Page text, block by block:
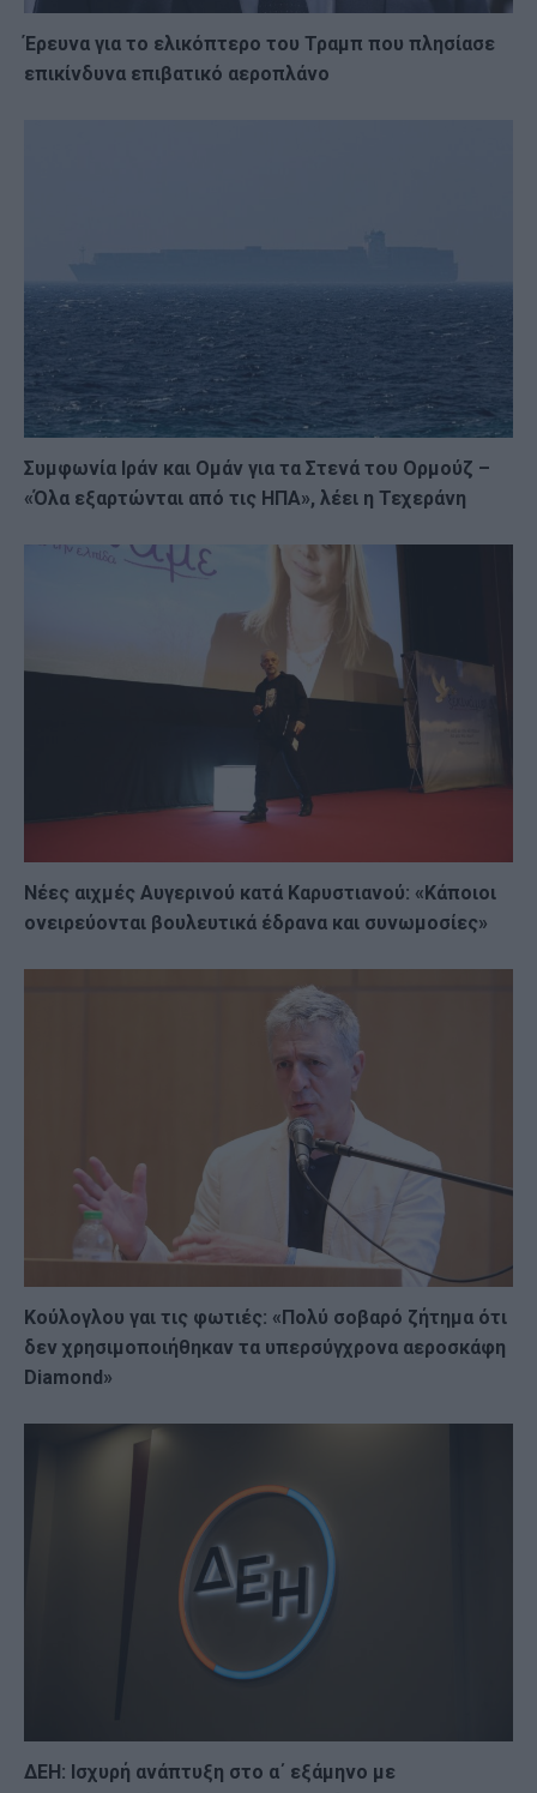
Έρευνα για το ελικόπτερο του Τραμπ που πλησίασε
επικίνδυνα επιβατικό αεροπλάνο
Συμφωνία Ιράν και Ομάν για τα Στενά του Ορμούζ –
«Όλα εξαρτώνται από τις ΗΠΑ», λέει η Τεχεράνη
Νέες αιχμές Αυγερινού κατά Καρυστιανού: «Kάποιοι
ονειρεύονται βουλευτικά έδρανα και συνωμοσίες»
Κούλογλου γαι τις φωτιές: «Πολύ σοβαρό ζήτημα ότι
δεν χρησιμοποιήθηκαν τα υπερσύγχρονα αεροσκάφη
Diamond»
ΔΕΗ: Ισχυρή ανάπτυξη στο α΄ εξάμηνο με